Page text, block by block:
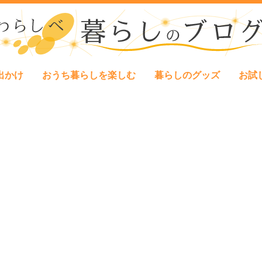
かけ おうち暮らしを楽しむ 暮らしのグッズ お試